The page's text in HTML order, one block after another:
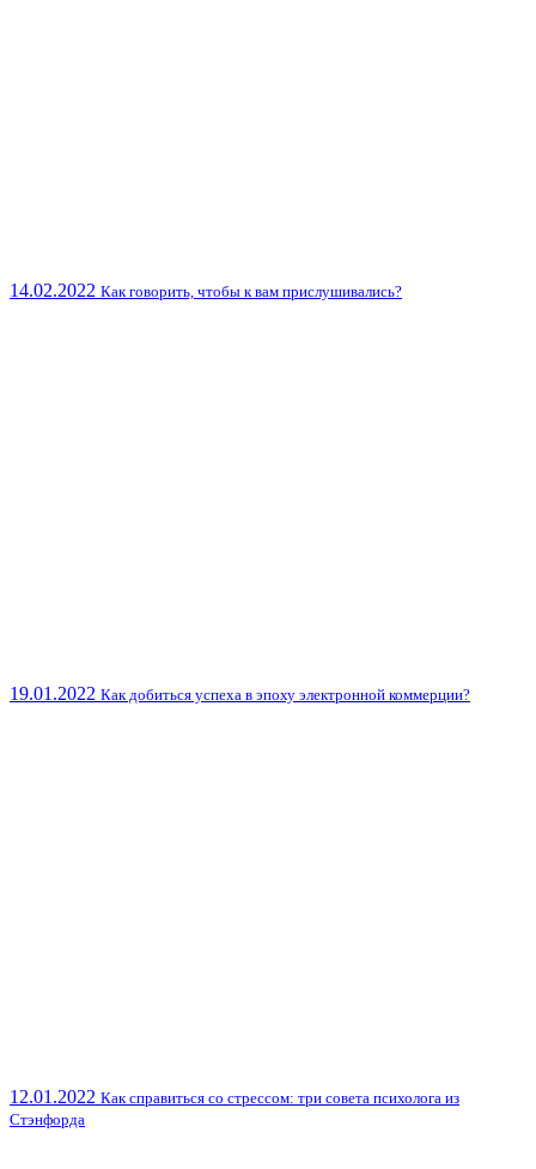
14.02.2022 Как говорить, чтобы к вам прислушивались?
19.01.2022 Как добиться успеха в эпоху электронной коммерции?
12.01.2022 Как справиться со стрессом: три совета психолога из
Стэнфорда